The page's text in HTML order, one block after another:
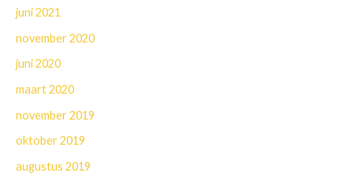
juni 2021
november 2020
juni 2020
maart 2020
november 2019
oktober 2019
augustus 2019